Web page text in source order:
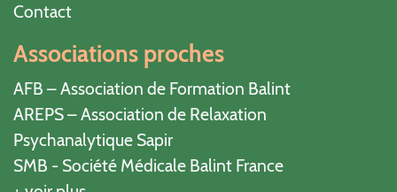
Contact
Associations proches
AFB – Association de Formation Balint
AREPS – Association de Relaxation
Psychanalytique Sapir
SMB - Société Médicale Balint France